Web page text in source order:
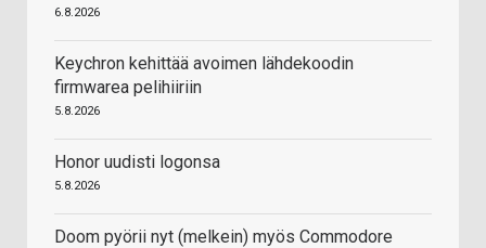
6.8.2026
Keychron kehittää avoimen lähdekoodin
firmwarea pelihiiriin
5.8.2026
Honor uudisti logonsa
5.8.2026
Doom pyörii nyt (melkein) myös Commodore